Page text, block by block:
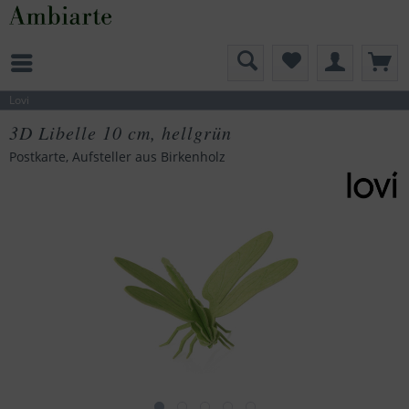
Lovi
3D Libelle 10 cm, hellgrün
Postkarte, Aufsteller aus Birkenholz